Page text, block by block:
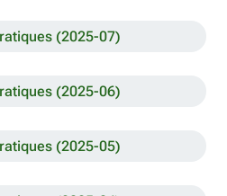
(2025-07)
(2025-06)
(2025-05)